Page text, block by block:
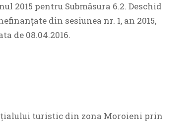
2015 pentru Submăsura 6.2. Deschid
din sesiunea nr. 1, an 2015,
de 08.04.2016.
turistic din zona Moroieni prin